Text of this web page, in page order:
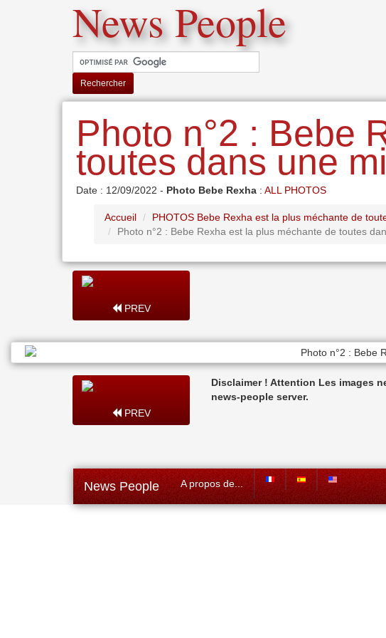
News People
Rechercher
Photo n°2 : Bebe
toutes dans une
Date : 12/09/2022 - Photo Bebe Rexha : ALL PHOTOS
Accueil
PHOTOS Bebe Rexha est la plus méchante de
Photo n°2 : Bebe Rexha est la plus méchante de toutes
PREV
PREV
Disclaimer ! Attention Les images
news-people server.
News People A propos de...